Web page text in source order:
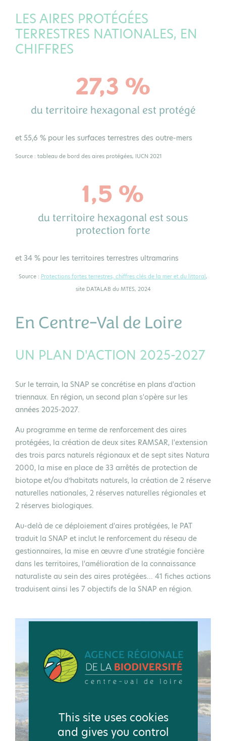
LES AIRES PROTÉGÉES
TERRESTRES NATIONALES, EN
CHIFFRES
27,3 %
du territoire hexagonal est protégé
et 55,6 % pour les surfaces terrestres des outre-mers
Source : tableau de bord des aires protégées, IUCN 2021
1,5 %
du territoire hexagonal est sous
protection forte
et 34 % pour les territoires terrestres ultramarins
Source : Protections fortes terrestres, chiffres clés de la mer et du littoral,
site DATALAB du MTES, 2024
En Centre-Val de Loire
UN PLAN D'ACTION 2025-2027
Sur le terrain, la SNAP se concrétise en plans d'action
triennaux. En région, un second plan s'opère sur les
années 2025-2027.
Au programme en terme de renforcement des aires
protégées, la création de deux sites RAMSAR, l'extension
des trois parcs naturels régionaux et de sept sites Natura
2000, la mise en place de 33 arrêtés de protection de
biotope et/ou d’habitats naturels, la création de 2 réserve
naturelles nationales, 2 réserves naturelles régionales et
2 réserves biologiques.
Au-delà de ce déploiement d'aires protégées, le PAT
traduit la SNAP et inclut le renforcement du réseau de
gestionnaires, la mise en œuvre d'une stratégie foncière
dans les territoires, l'amélioration de la connaissance
naturaliste au sein des aires protégées... 41 fiches actions
traduisent ainsi les 7 objectifs de la SNAP en région.
This site uses cookies
and gives you control